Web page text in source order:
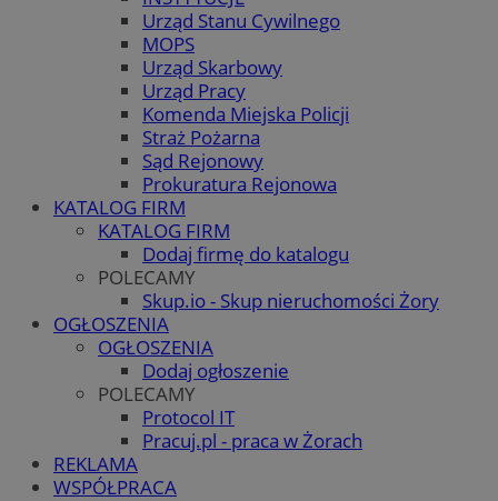
Urząd Stanu Cywilnego
MOPS
Urząd Skarbowy
Urząd Pracy
Komenda Miejska Policji
Straż Pożarna
Sąd Rejonowy
Prokuratura Rejonowa
KATALOG FIRM
KATALOG FIRM
Dodaj firmę do katalogu
POLECAMY
Skup.io - Skup nieruchomości Żory
OGŁOSZENIA
OGŁOSZENIA
Dodaj ogłoszenie
POLECAMY
Protocol IT
Pracuj.pl - praca w Żorach
REKLAMA
WSPÓŁPRACA